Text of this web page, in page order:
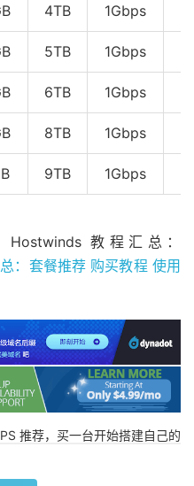
4TB 1Gbps
5TB 1Gbps
6TB 1Gbps
8TB 1Gbps
9TB 1Gbps
教程汇总：
：套餐推荐 购买教程 使用
推荐，买一台开始搭建自己的